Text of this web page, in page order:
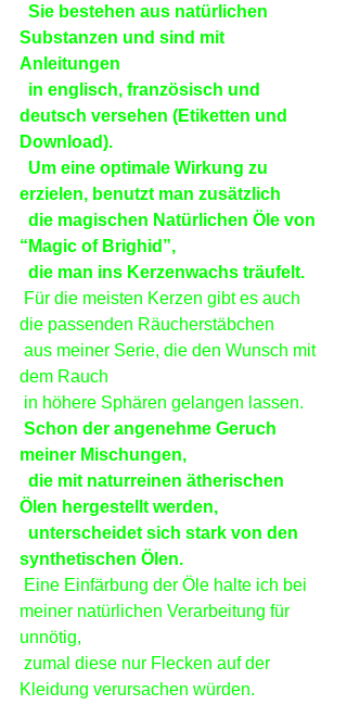
Sie bestehen aus natürlichen
Substanzen und sind mit
Anleitungen
in englisch, französisch und
deutsch versehen (Etiketten und
Download).
Um eine optimale Wirkung zu
erzielen, benutzt man zusätzlich
die magischen Natürlichen Öle von
“Magic of Brighid”,
die man ins Kerzenwachs träufelt.
die passenden Räucherstäbchen
dem Rauch
in höhere Sphären gelangen lassen.
Schon der angenehme Geruch
meiner Mischungen,
die mit naturreinen ätherischen
Ölen hergestellt werden,
unterscheidet sich stark von den
synthetischen Ölen.
meiner natürlichen Verarbeitung für
unnötig,
Kleidung verursachen würden.